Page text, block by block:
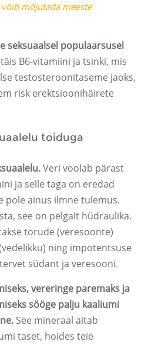
mõjutada meeste
seksuaalsel populaarsusel
B6-vitamiini ja tsinki, mis
testosteroonitaseme jaoks,
risk erektsioonihäirete
toiduga
Veri voolab pärast
ja selle taga on eredad
pole ainus ilmne tulemus.
see on pelgalt hüdraulika.
torude (veresoonte)
ning impotentsuse
südant ja veresooni.
vereringe paremaks ja
sööge palju kaaliumi
See mineraal aitab
taset, hoides teie